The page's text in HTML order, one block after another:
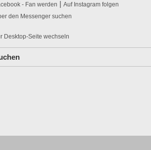
- Fan werden | Auf Instagram folgen
den Messenger suchen
Desktop-Seite wechseln